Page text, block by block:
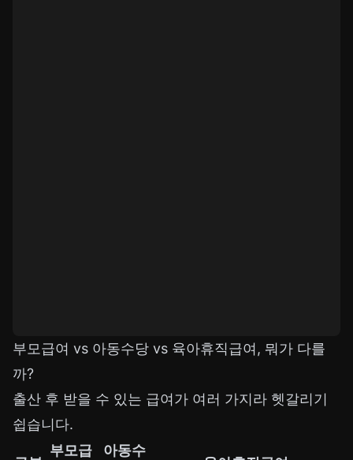
부모급여 vs 아동수당 vs 육아휴직급여, 뭐가 다를
까?
출산 후 받을 수 있는 급여가 여러 가지라 헷갈리기
쉽습니다.
부모급
아동수